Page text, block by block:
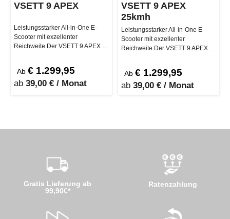
VSETT 9 APEX
Leistungsstarker All-in-One E-
Scooter mit exzellenter
Reichweite Der VSETT 9 APEX ist
Ab € 1.299,95
ab 39,00 € / Monat
VSETT 9 APEX
25kmh
Leistungsstarker All-in-One E-
Scooter mit exzellenter
Reichweite Der VSETT 9 APEX ist
Ab € 1.299,95
ab 39,00 € / Monat
Gratis Lieferung ab
99,90€*
Ratenzahlung